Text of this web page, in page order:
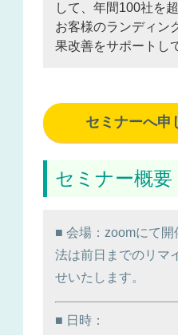
して、年間100社を
お客様のランディン
果改善をサポートし
セミナーへ申
セミナー概要
■ 会場：zoomにて
法は前日までのリマ
せいたします。
■ 日時：